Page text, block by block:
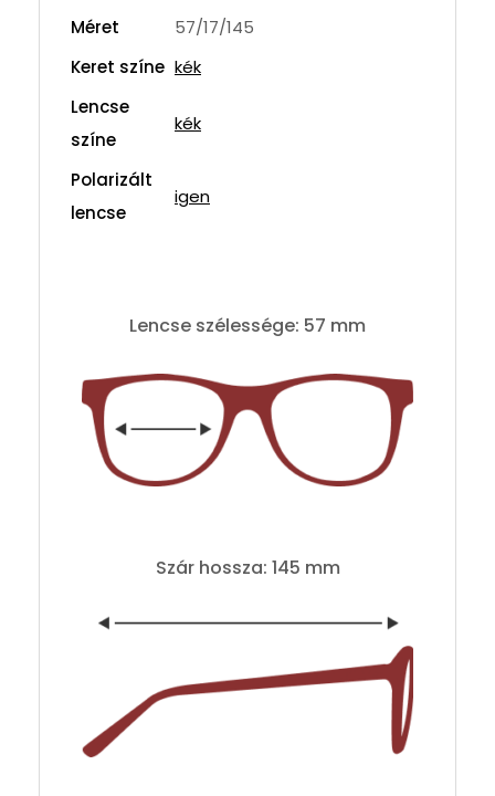
Méret
57/17/145
Keret színe kék
Lencse
színe
kék
Polarizált
lencse
igen
Lencse szélessége: 57 mm
Szár hossza: 145 mm